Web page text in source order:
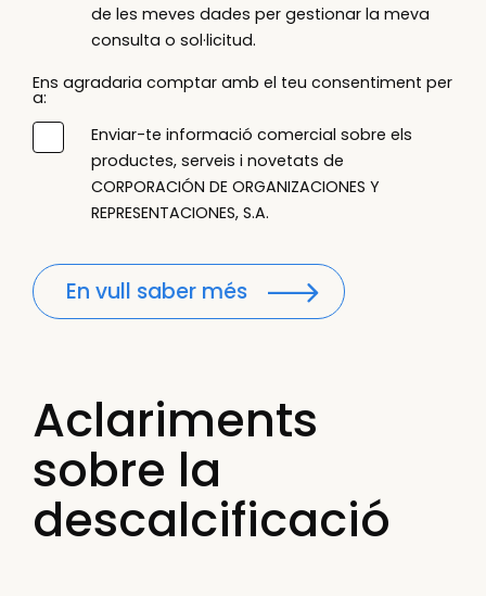
de les meves dades per gestionar la meva
consulta o sol·licitud.
Ens agradaria comptar amb el teu consentiment per
a:
Enviar-te informació comercial sobre els
productes, serveis i novetats de
CORPORACIÓN DE ORGANIZACIONES Y
REPRESENTACIONES, S.A.
En vull saber més
Aclariments
sobre la
descalcificació